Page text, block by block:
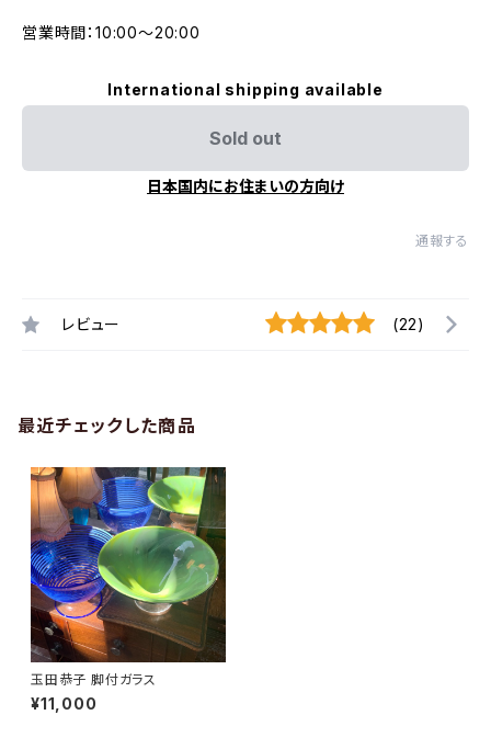
営業時間：10:00〜20:00
International shipping available
Sold out
日本国内にお住まいの方向け
通報する
レビュー (22)
最近チェックした商品
玉田恭子 脚付ガラス
¥11,000